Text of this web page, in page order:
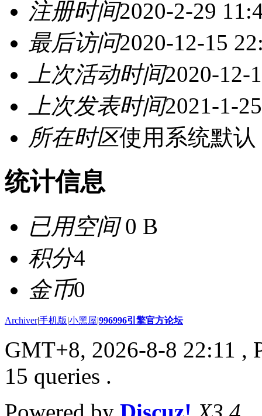
注册时间2020-2-29
最后访问2020-12-15
上次活动时间2020-12-
上次发表时间2021-1-
所在时区使用系统默认
统计信息
已用空间0 B
积分4
金币0
Archiver|手机版|小黑屋|996996引擎官方论坛
GMT+8, 2026-8-8 22:11 ,
15 queries .